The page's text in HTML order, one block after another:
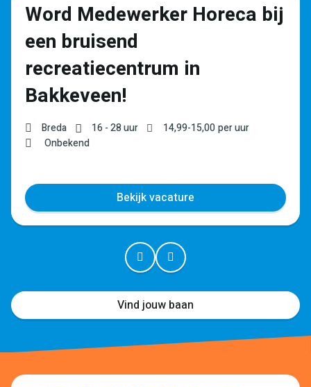
Word Medewerker Horeca bij
een bruisend
recreatiecentrum in
Bakkeveen!
Breda 16 - 28 uur 14,99-15,00per uur
Onbekend
Bekijk vacature
Vind jouw baan